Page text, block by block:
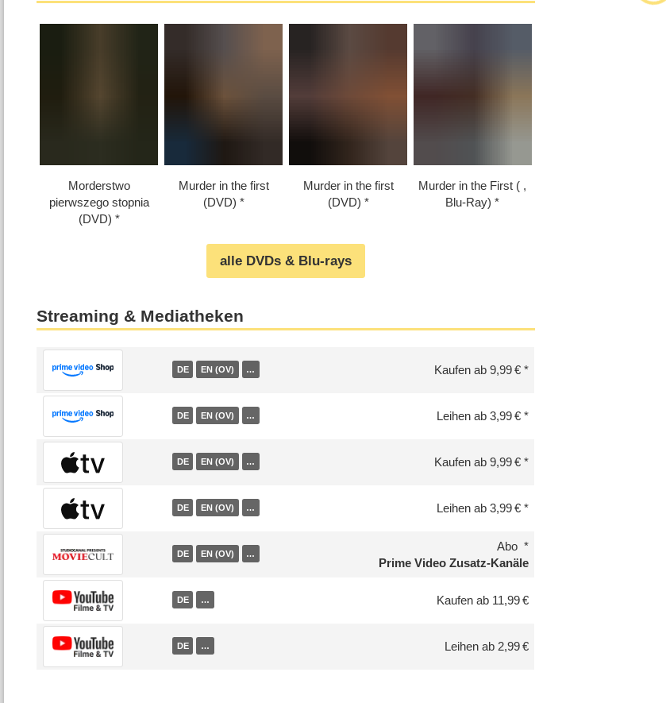
Morderstwo
pierwszego stopnia
(DVD)
Murder in the first
(DVD)
Murder in the first
(DVD)
Murder in the First ( ,
Blu-Ray)
alle DVDs & Blu-rays
Streaming & Mediatheken
DE EN (OV) … Kaufen ab 9,99 €
DE EN (OV) … Leihen ab 3,99 €
DE EN (OV) … Kaufen ab 9,99 €
DE EN (OV) … Leihen ab 3,99 €
DE EN (OV) …
Abo
Prime Video Zusatz-Kanäle
DE … Kaufen ab 11,99 €
DE … Leihen ab 2,99 €